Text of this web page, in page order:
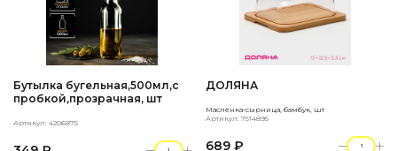
Бутылка бугельная,500мл,с
пробкой,прозрачная, шт
Артикул: 4206875
ДОЛЯНА
Маслёнка-сырница, бамбук, шт
Артикул: 7514895
689 ₽